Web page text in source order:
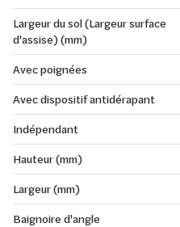
Largeur du sol (Largeur surface
d'assise) (mm)
Avec poignées
Avec dispositif antidérapant
Indépendant
Hauteur (mm)
Largeur (mm)
Baignoire d'angle